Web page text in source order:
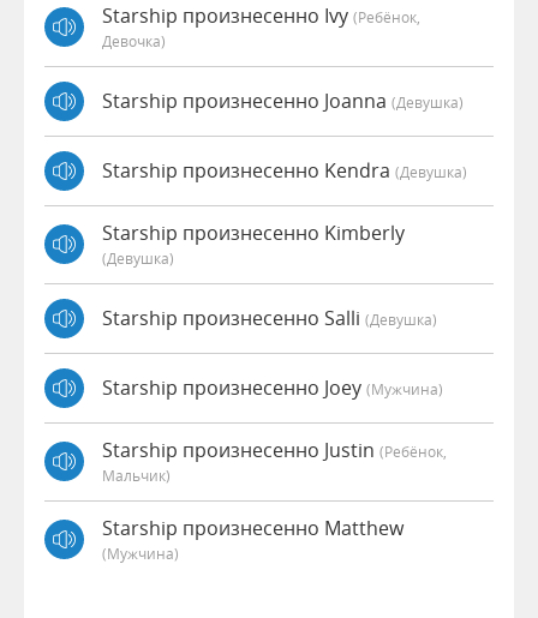
Starship произнесенно Ivy (Ребёнок,
Девочка)
Starship произнесенно Joanna (девушка)
Starship произнесенно Kendra (девушка)
Starship произнесенно Kimberly
(девушка)
Starship произнесенно Salli (девушка)
Starship произнесенно Joey (мужчина)
Starship произнесенно Justin (Ребёнок,
Мальчик)
Starship произнесенно Matthew
(мужчина)